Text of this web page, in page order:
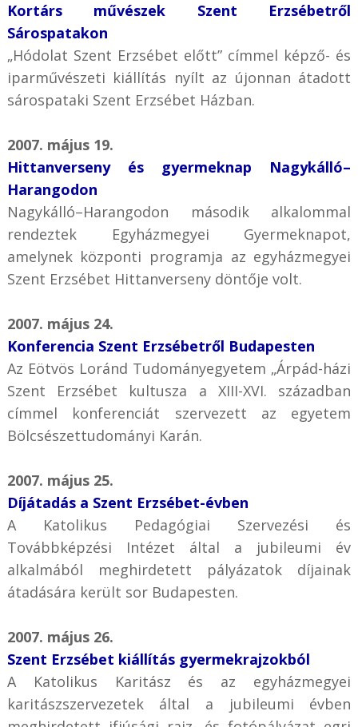
Kortárs művészek Szent Erzsébetről
Sárospatakon
„Hódolat Szent Erzsébet előtt” címmel képző- és
iparművészeti kiállítás nyílt az újonnan átadott
sárospataki Szent Erzsébet Házban.
2007. május 19.
Hittanverseny és gyermeknap Nagykálló–
Harangodon
Nagykálló–Harangodon második alkalommal
rendeztek Egyházmegyei Gyermeknapot,
amelynek központi programja az egyházmegyei
Szent Erzsébet Hittanverseny döntője volt.
2007. május 24.
Konferencia Szent Erzsébetről Budapesten
Az Eötvös Loránd Tudományegyetem „Árpád-házi
Szent Erzsébet kultusza a XIII-XVI. században
címmel konferenciát szervezett az egyetem
Bölcsészettudományi Karán.
2007. május 25.
Díjátadás a Szent Erzsébet-évben
A Katolikus Pedagógiai Szervezési és
Továbbképzési Intézet által a jubileumi év
alkalmából meghirdetett pályázatok díjainak
átadására került sor Budapesten.
2007. május 26.
Szent Erzsébet kiállítás gyermekrajzokból
A Katolikus Karitász és az egyházmegyei
karitászszervezetek által a jubileumi évben